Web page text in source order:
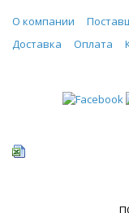
О компании
Доставка
Оплата